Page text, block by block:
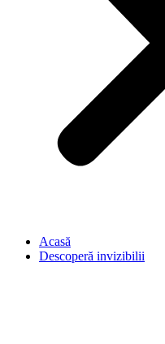
Acasă
Descoperă invizibilii